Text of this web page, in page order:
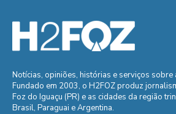
Notícias, opiniões, histórias e serviços sobre
Fundado em 2003, o H2FOZ produz
Foz do Iguaçu (PR) e as cidades da região
Brasil, Paraguai e Argentina.